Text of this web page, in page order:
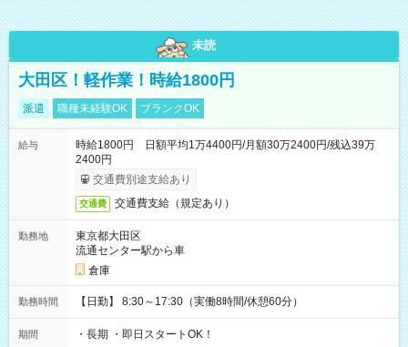
未読
大田区！軽作業！時給1800円
派遣 職種未経験OK ブランクOK
給与
時給1800円 日額平均1万4400円/月額30万2400円/残込39万
2400円
交通費別途支給あり
交通費 交通費支給（規定あり）
勤務地
東京都大田区
流通センター駅から車
倉庫
勤務時間 【日勤】 8:30～17:30（実働8時間/休憩60分）
期間 ・長期 ・即日スタートOK！